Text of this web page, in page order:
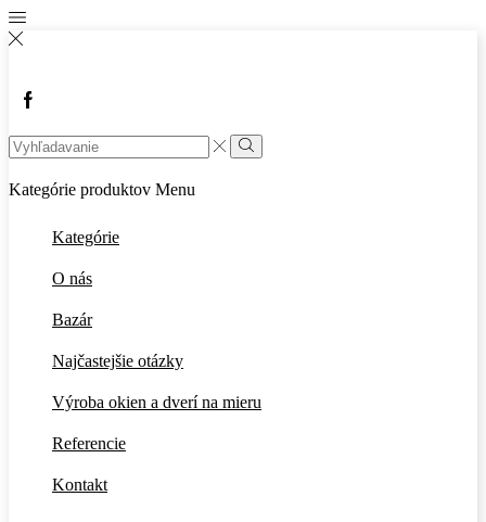
Facebook
Search
input
Vyhľadávanie
Kategórie produktov Menu
Kategórie
O nás
Bazár
Najčastejšie otázky
Výroba okien a dverí na mieru
Referencie
Kontakt